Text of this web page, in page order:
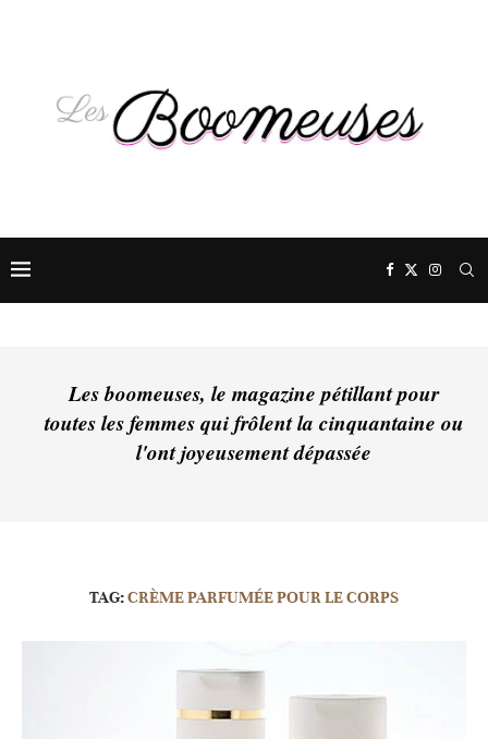
Les boomeuses, le magazine pétillant pour
toutes les femmes qui frôlent la cinquantaine ou
l'ont joyeusement dépassée
TAG:CRÈME PARFUMÉE POUR LE CORPS